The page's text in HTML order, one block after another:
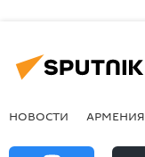
НОВОСТИ АРМЕНИЯ